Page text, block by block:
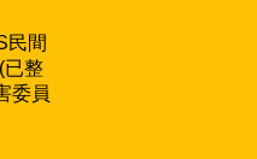
民間
已整
委員